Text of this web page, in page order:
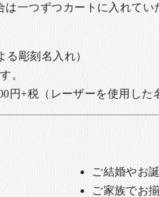
は一つずつカートに入れて
彫刻名入れ）
。
円+税 （レーザーを使用した
ご結婚やお
ご家族でお